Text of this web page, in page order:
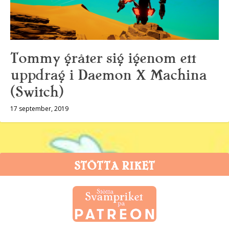
Tommy gråter sig igenom ett
uppdrag i Daemon X Machina
(Switch)
17 september, 2019
STÖTTA RIKET